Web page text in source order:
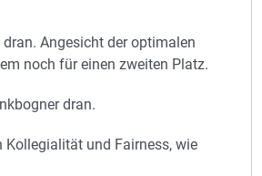
Angesicht der optimalen
noch für einen zweiten Platz.
dran.
Kollegialität und Fairness, wie